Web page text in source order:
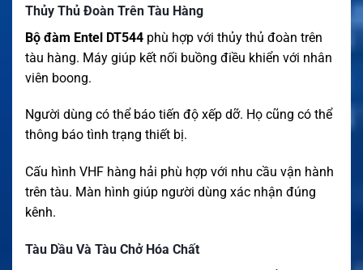
Thủy Thủ Đoàn Trên Tàu Hàng
Bộ đàm Entel DT544 phù hợp với thủy thủ đoàn trên
tàu hàng. Máy giúp kết nối buồng điều khiển với nhân
viên boong.
Người dùng có thể báo tiến độ xếp dỡ. Họ cũng có thể
thông báo tình trạng thiết bị.
Cấu hình VHF hàng hải phù hợp với nhu cầu vận hành
trên tàu. Màn hình giúp người dùng xác nhận đúng
kênh.
Tàu Dầu Và Tàu Chở Hóa Chất